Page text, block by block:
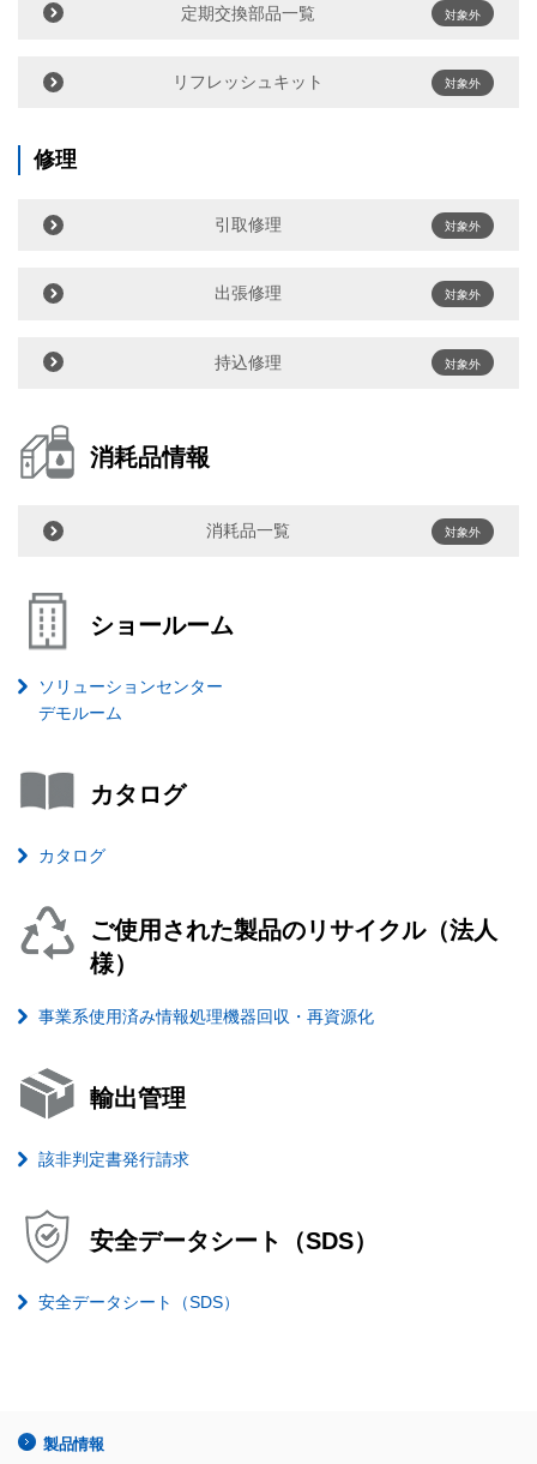
定期交換部品一覧 対象外
リフレッシュキット 対象外
修理
引取修理 対象外
出張修理 対象外
持込修理 対象外
消耗品情報
消耗品一覧 対象外
ショールーム
ソリューションセンター
デモルーム
カタログ
カタログ
ご使用された製品のリサイクル（法人
様）
事業系使用済み情報処理機器回収・再資源化
輸出管理
該非判定書発行請求
安全データシート（SDS）
安全データシート（SDS）
製品情報